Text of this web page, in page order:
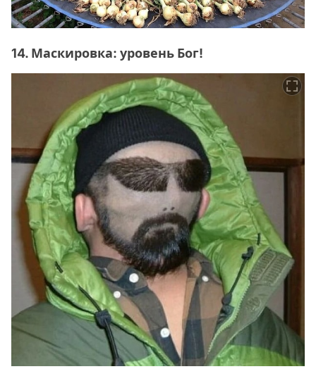
14. Маскировка: уровень Бог!